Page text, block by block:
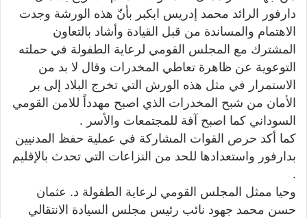
دارفور الرائد محمد إدريس ابكبر بأنّ هذه الورشة وجدت
الاهتمام والمساندة من قبل القيادة وأشاد بالتعاون
المشترك مع المجلس القومي لرعاية الطفولة في حملته
التوعوية عن ظاهرة تعاطي المخدرات وقال لا بد من
الاستمرار في مثل هذه الورش التي تخرج البلاد إلى بر
الأمان من شبح المخدرات الذي اصبح مهدداً للامن القومي
السوداني كما اصبح آفة للمجتمعات والأسر .
كما أكد حرص القوات المشاركة في عملية حفظ المدنيين
بدارفور واستعدادها للحد من النزاعات التي تحدث بالإقليم
.
وحيا ممثل المجلس القومي لرعاية الطفولة د. عثمان
حسن محمد جهود نائب رئيس مجلس السيادة الانتقالي